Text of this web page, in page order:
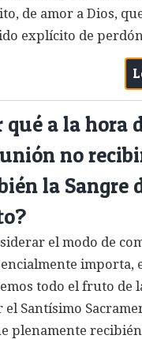
de amor a Dios,
explícito de perdón
qué a la hora
no
la Sangre
el modo de
importa,
todo el fruto de
Santísimo
plenamente